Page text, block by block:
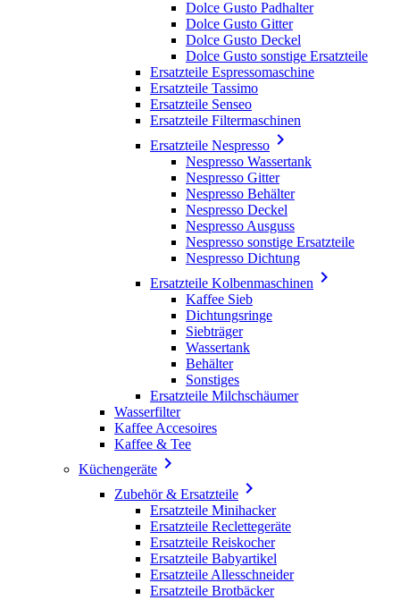
Dolce Gusto Padhalter
Dolce Gusto Gitter
Dolce Gusto Deckel
Dolce Gusto sonstige Ersatzteile
Ersatzteile Espressomaschine
Ersatzteile Tassimo
Ersatzteile Senseo
Ersatzteile Filtermaschinen
Ersatzteile Nespresso 
Nespresso Wassertank
Nespresso Gitter
Nespresso Behälter
Nespresso Deckel
Nespresso Ausguss
Nespresso sonstige Ersatzteile
Nespresso Dichtung
Ersatzteile Kolbenmaschinen 
Kaffee Sieb
Dichtungsringe
Siebträger
Wassertank
Behälter
Sonstiges
Ersatzteile Milchschäumer
Wasserfilter
Kaffee Accesoires
Kaffee & Tee
Küchengeräte 
Zubehör & Ersatzteile 
Ersatzteile Minihacker
Ersatzteile Reclettegeräte
Ersatzteile Reiskocher
Ersatzteile Babyartikel
Ersatzteile Allesschneider
Ersatzteile Brotbäcker